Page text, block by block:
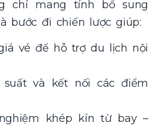
chỉ mang tính bổ sung
bước đi chiến lược giúp:
vé để hỗ trợ du lịch nội
suất và kết nối các điểm
khép kín từ bay –